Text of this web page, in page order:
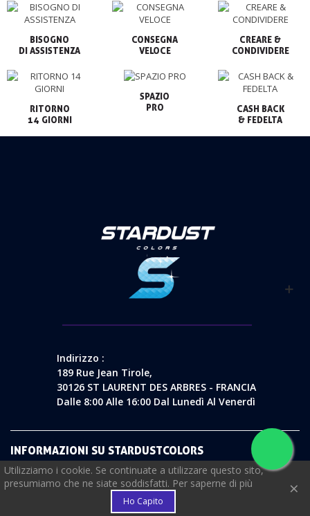
BISOGNO
CONSEGNA
VELOCE
CREARE &
CONDIVIDERE
RITORNO
14 GIORNI
SPAZIO
PRO
CASH BACK
& FEDELTA
Indirizzo :
189 Rue Jean Tirole,
30126 ST LAURENT DES ARBRES - FRANCIA
Dalle 8:00 Alle 16:00 Dal Lunedì Al Venerdì
INFORMAZIONI SU STARDUSTCOLORS
SERVE AIUTO ? €
Utilizziamo i cookie. Se continuate a utilizzare questo sito,
presumiamo che ne siate soddisfatti. Per saperne di più
Ho Capito
×